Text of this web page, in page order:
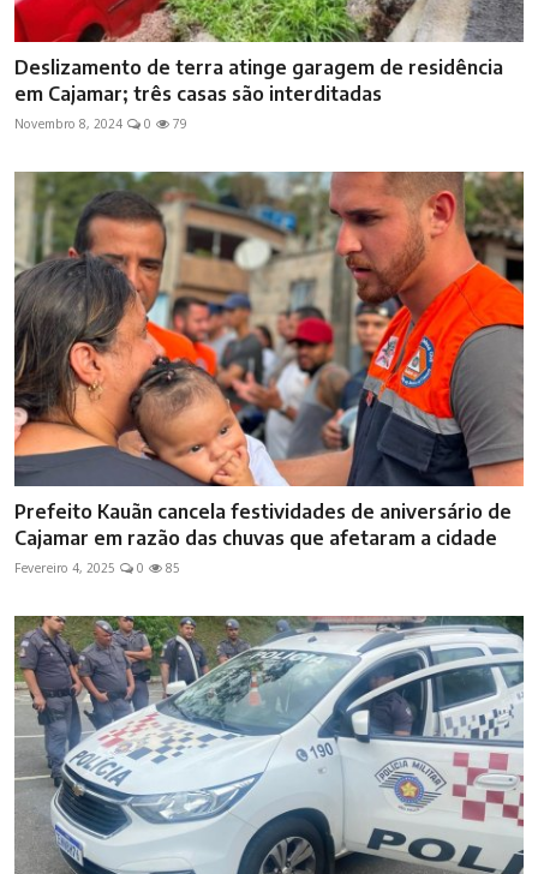
Deslizamento de terra atinge garagem de residência
em Cajamar; três casas são interditadas
Novembro 8, 2024 0 79
Prefeito Kauãn cancela festividades de aniversário de
Cajamar em razão das chuvas que afetaram a cidade
Fevereiro 4, 2025 0 85